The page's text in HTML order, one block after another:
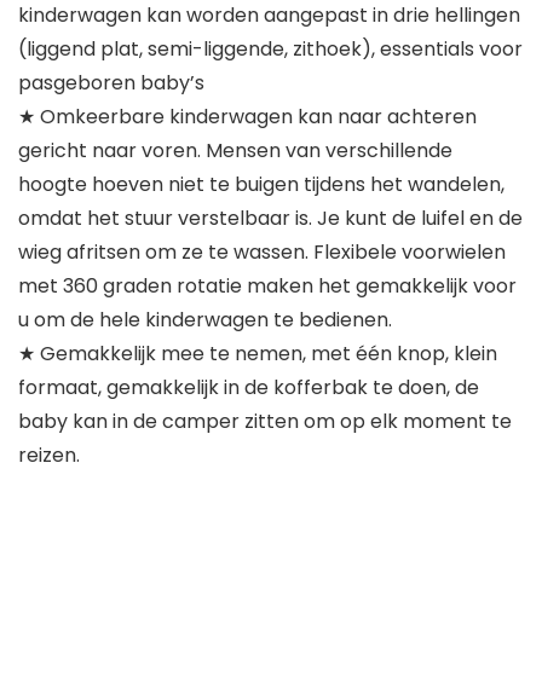
kinderwagen kan worden aangepast in drie hellingen
(liggend plat, semi-liggende, zithoek), essentials voor
pasgeboren baby’s
★ Omkeerbare kinderwagen kan naar achteren
gericht naar voren. Mensen van verschillende
hoogte hoeven niet te buigen tijdens het wandelen,
omdat het stuur verstelbaar is. Je kunt de luifel en de
wieg afritsen om ze te wassen. Flexibele voorwielen
met 360 graden rotatie maken het gemakkelijk voor
u om de hele kinderwagen te bedienen.
★ Gemakkelijk mee te nemen, met één knop, klein
formaat, gemakkelijk in de kofferbak te doen, de
baby kan in de camper zitten om op elk moment te
reizen.